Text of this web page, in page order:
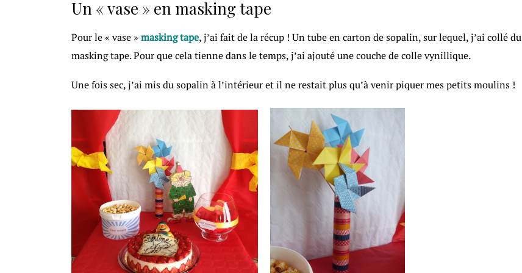
Un « vase » en masking tape
Pour le « vase » masking tape, j’ai fait de la récup ! Un tube en carton de sopalin, sur lequel, j’ai collé du
masking tape. Pour que cela tienne dans le temps, j’ai ajouté une couche de colle vynillique.
Une fois sec, j’ai mis du sopalin à l’intérieur et il ne restait plus qu’à venir piquer mes petits moulins !